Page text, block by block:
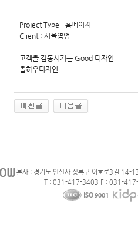
Project Type : 홈페이지
Client : 서울염업
고객을 감동시키는 Good 디자인
올하우디자인
본사 : 경기도 안산사 상록구 이호로3길 14-
T : 031-417-3403 F : 031-